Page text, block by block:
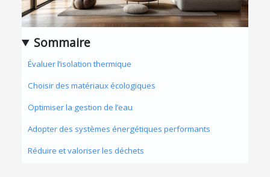
Sommaire
Évaluer l’isolation thermique
Choisir des matériaux écologiques
Optimiser la gestion de l’eau
Adopter des systèmes énergétiques performants
Réduire et valoriser les déchets